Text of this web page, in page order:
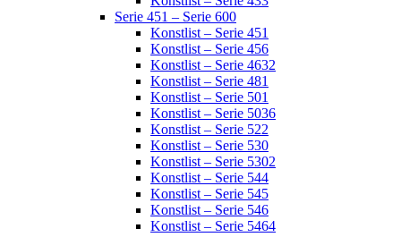
Serie 451 – Serie 600
Konstlist – Serie 451
Konstlist – Serie 456
Konstlist – Serie 4632
Konstlist – Serie 481
Konstlist – Serie 501
Konstlist – Serie 5036
Konstlist – Serie 522
Konstlist – Serie 530
Konstlist – Serie 5302
Konstlist – Serie 544
Konstlist – Serie 545
Konstlist – Serie 546
Konstlist – Serie 5464